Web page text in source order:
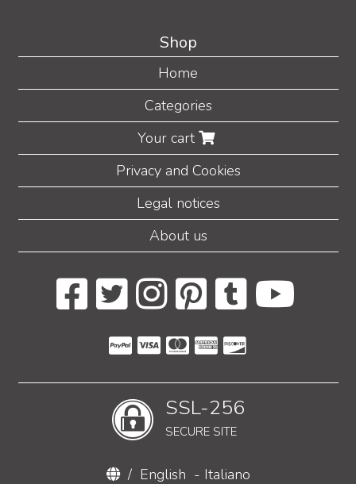
Shop
Home
Categories
Your cart
Privacy and Cookies
Legal notices
About us
SSL-256
SECURE SITE
/ English - Italiano